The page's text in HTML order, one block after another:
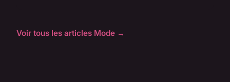
Voir tous les articles Mode →